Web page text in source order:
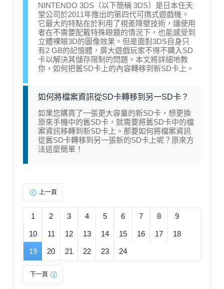
NINTENDO 3DS（以下簡稱 3DS）是日本任天
堂公司於2011年推出的第四代可擕式遊戲機。
它最大的特點在於利用了視差障壁技術，讓使用
者在不需要配戴特殊眼鏡的情況下，也能感受到
立體裸眼3D的圖像效果。但是面對3DS自身只
有2 GB的記憶體，廣大遊戲玩家不得不購入SD
卡以解決其儲存限制的問題。本文將詳細地教
你，如何把舊SD卡上的內容轉移到新SD卡上。
如何將檔案資訊從SD卡轉移到另一SD卡？
如果您購買了一張更大容量的新SD卡，想更換
原來手機中的舊SD卡，就需要將舊SD卡中的檔
案資訊移轉到新SD卡上。那要如何將檔案資訊
從舊SD卡轉移到另一張新的SD卡上呢？原來方
法這麼簡單！
上一頁
1 2 3 4 5 6 7 8 9
10 11 12 13 14 15 16 17 18
19 20 21 22 23 24
下一頁